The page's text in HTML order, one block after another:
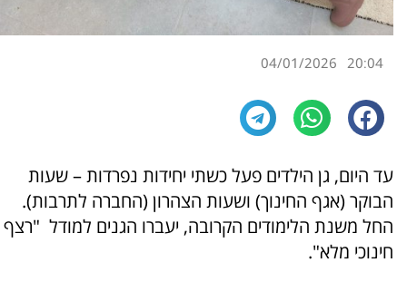
20:04
04/01/2026
עד היום, גן הילדים פעל כשתי יחידות נפרדות – שעות
הבוקר (אגף החינוך) ושעות הצהרון (החברה לתרבות).
החל משנת הלימודים הקרובה, יעברו הגנים למודל "רצף
חינוכי מלא".